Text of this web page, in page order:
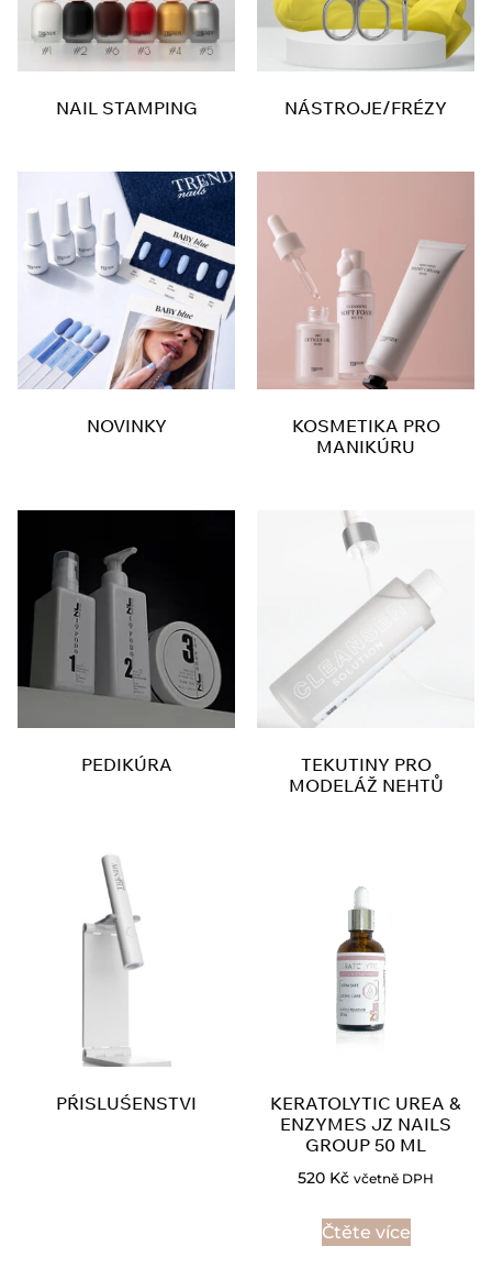
NAIL STAMPING NÁSTROJE/FRÉZY
NOVINKY
KOSMETIKA PRO
MANIKÚRU
PEDIKÚRA
TEKUTINY PRO
MODELÁŽ NEHTŮ
PŔISLUŚENSTVI
KERATOLYTIC UREA &
ENZYMES JZ NAILS
GROUP 50 ML
520 Kč včetně DPH
Čtěte více